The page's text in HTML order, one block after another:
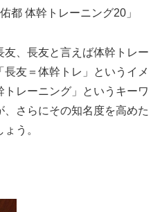
都 体幹トレーニング20」
、長友と言えば体幹トレー
友＝体幹トレ」というイメ
レーニング」というキーワ
さらにその知名度を高めた
う。